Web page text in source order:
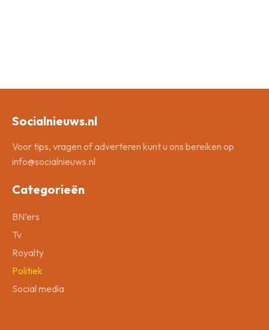
Socialnieuws.nl
Voor tips, vragen of adverteren kunt u ons bereiken op
info@socialnieuws.nl
Categorieën
BN’ers
Tv
Royalty
Politiek
Social media